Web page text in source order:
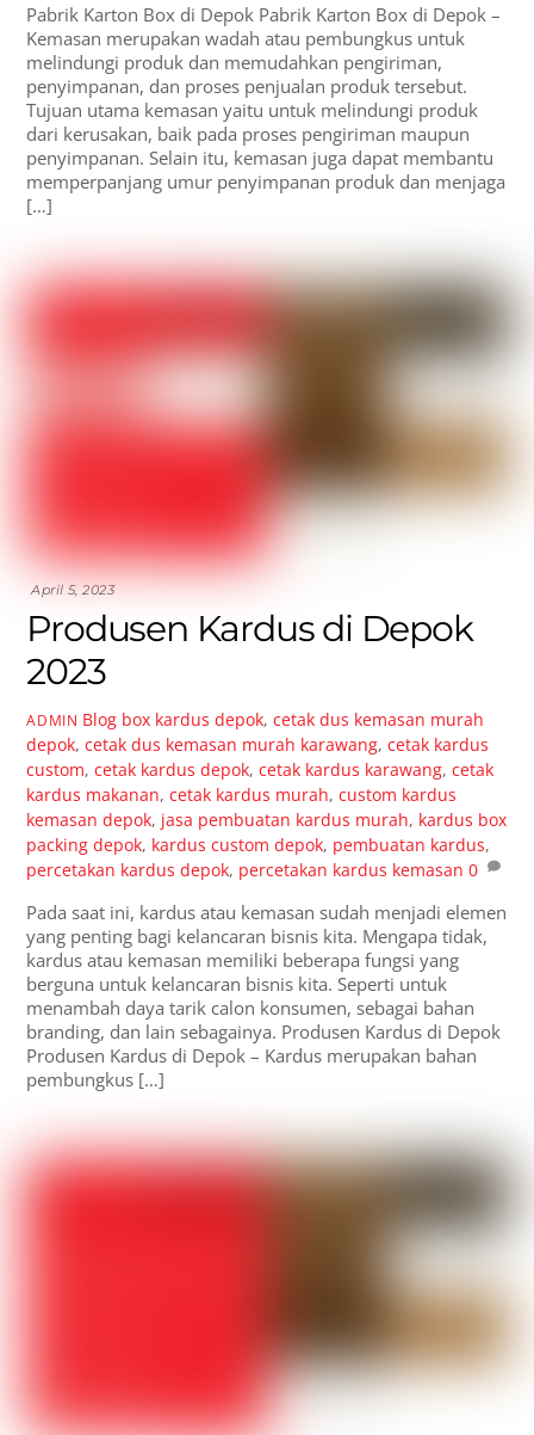
Pabrik Karton Box di Depok Pabrik Karton Box di Depok –
Kemasan merupakan wadah atau pembungkus untuk
melindungi produk dan memudahkan pengiriman,
penyimpanan, dan proses penjualan produk tersebut.
Tujuan utama kemasan yaitu untuk melindungi produk
dari kerusakan, baik pada proses pengiriman maupun
penyimpanan. Selain itu, kemasan juga dapat membantu
memperpanjang umur penyimpanan produk dan menjaga
[…]
April 5, 2023
Produsen Kardus di Depok
2023
ADMIN Blog box kardus depok,cetak dus kemasan murah
depok,cetak dus kemasan murah karawang,cetak kardus
custom,cetak kardus depok,cetak kardus karawang,cetak
kardus makanan,cetak kardus murah,custom kardus
kemasan depok, jasa pembuatan kardus murah, kardus box
packing depok, kardus custom depok, pembuatan kardus,
percetakan kardus depok, percetakan kardus kemasan 0
Pada saat ini, kardus atau kemasan sudah menjadi elemen
yang penting bagi kelancaran bisnis kita. Mengapa tidak,
kardus atau kemasan memiliki beberapa fungsi yang
berguna untuk kelancaran bisnis kita. Seperti untuk
menambah daya tarik calon konsumen, sebagai bahan
branding, dan lain sebagainya. Produsen Kardus di Depok
Produsen Kardus di Depok – Kardus merupakan bahan
pembungkus […]